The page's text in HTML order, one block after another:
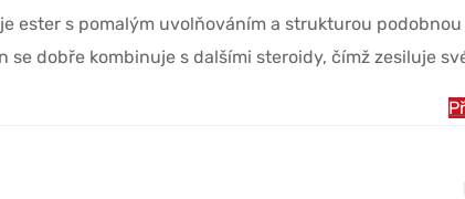
ester s pomalým uvolňováním a strukturou
se dobře kombinuje s dalšími steroidy, čímž zesiluje